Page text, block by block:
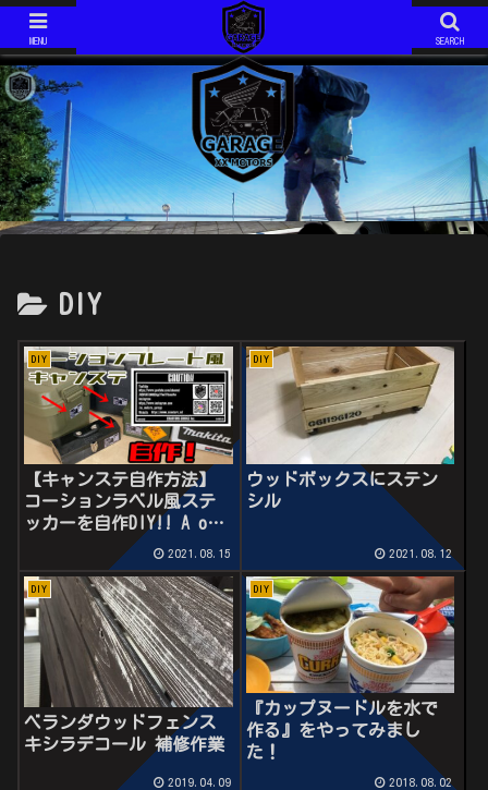
ジムニーJIMNY JA11V改
モトコンポ MOTOCOMPO AB12
モトコンポ MOTOCOMPO AB12 年式は不明です。 コンパクトに折り畳み可能な、HONDAが誇る？ミニバイクです。 ガソリンスタンドでは必ず話しかけられます。 ミニマムキャンプ仕様に、改造中！
DIY
DIY
【キャンステ自作方法】
コーションラベル風ステ
ッカーを自作DIY!! A one
手作りステッカーキット
コーションプレート風ス
テッカー
2021.08.15
DIY
ウッドボックスにステン
シル
2021.08.12
DIY
ベランダウッドフェンス
キシラデコール 補修作業
2019.04.09
DIY
『カップヌードルを水で
作る』をやってみまし
た！
2018.08.02
MENU SEARCH